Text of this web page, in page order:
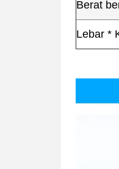
Berat
Lebar *